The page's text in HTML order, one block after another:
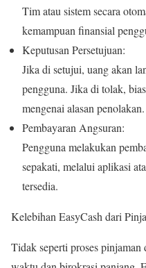
Tim atau sistem secara
kemampuan finansial
Keputusan Persetujuan:
Jika di setujui, uang akan
pengguna. Jika di tolak,
mengenai alasan penolakan.
Pembayaran Angsuran:
Pengguna melakukan
sepakati, melalui aplikasi
tersedia.
Kelebihan EasyCash dari
Tidak seperti proses